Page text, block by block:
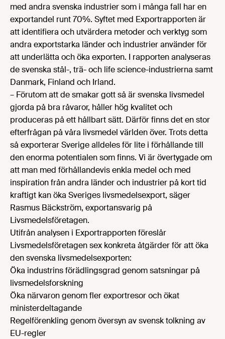
med andra svenska industrier som i många fall har en
exportandel runt 70%. Syftet med Exportrapporten är
att identifiera och utvärdera metoder och verktyg som
andra exportstarka länder och industrier använder för
att underlätta och öka exporten. I rapporten analyseras
de svenska stål-, trä- och life science-industrierna samt
Danmark, Finland och Irland.
– Förutom att de smakar gott så är svenska livsmedel
gjorda på bra råvaror, håller hög kvalitet och
produceras på ett hållbart sätt. Därför finns det en stor
efterfrågan på våra livsmedel världen över. Trots detta
så exporterar Sverige alldeles för lite i förhållande till
den enorma potentialen som finns. Vi är övertygade om
att man med förhållandevis enkla medel och med
inspiration från andra länder och industrier på kort tid
kraftigt kan öka Sveriges livsmedelsexport, säger
Rasmus Bäckström, exportansvarig på
Livsmedelsföretagen.
Utifrån analysen i Exportrapporten föreslår
Livsmedelsföretagen sex konkreta åtgärder för att öka
den svenska livsmedelsexporten:
Öka industrins förädlingsgrad genom satsningar på
livsmedelsforskning
Öka närvaron genom fler exportresor och ökat
ministerdeltagande
Regelförenkling genom översyn av svensk tolkning av
EU-regler